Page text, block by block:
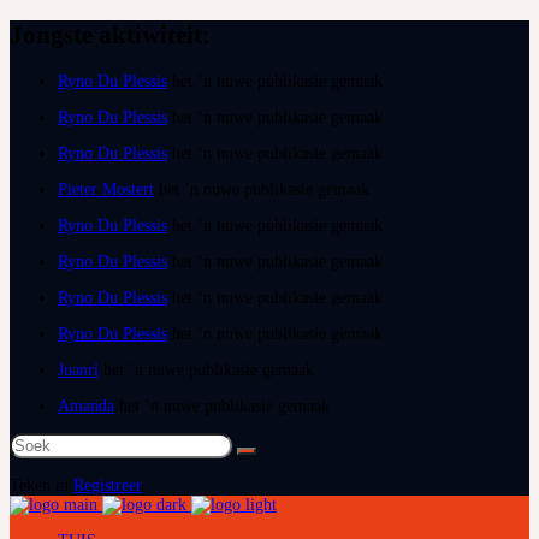
Ryno Du Plessis
Ryno Du Plessis
Ryno Du Plessis
Pieter Mostert
Ryno Du Plessis
Ryno Du Plessis
Ryno Du Plessis
Ryno Du Plessis
Juanri
Amanda
Soek
na:
Registreer